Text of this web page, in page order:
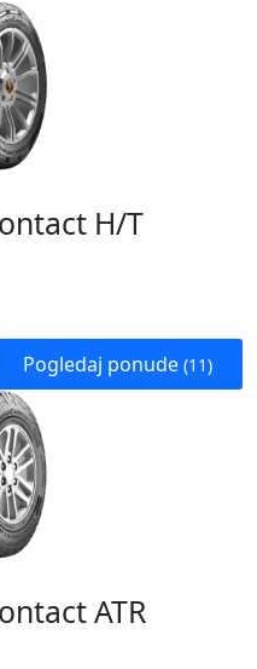
H/T
Pogledaj ponude (11)
ATR